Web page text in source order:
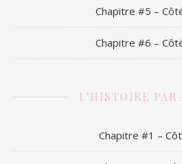
Chapitre #5 –
Chapitre #6 –
L’HISTOIRE PAR
Chapitre #1 –